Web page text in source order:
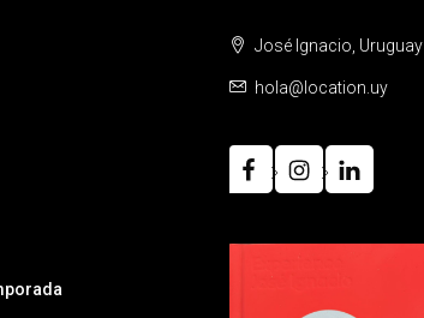
José Ignacio, Uruguay
hola@location.uy